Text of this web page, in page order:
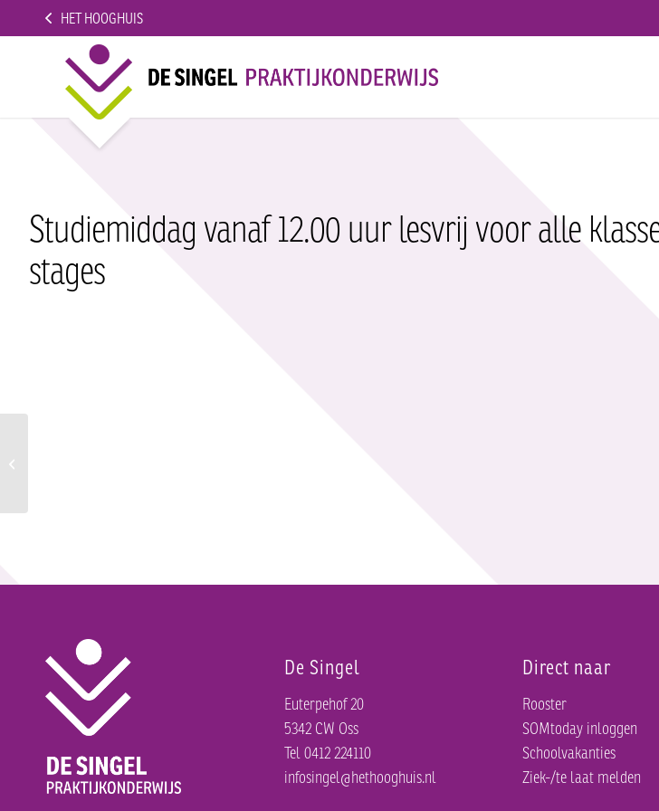
HET HOOGHUIS
Studiemiddag vanaf 12.00 uur lesvrij voor alle
stages
De Singel
Euterpehof 20
5342 CW Oss
Tel 0412 224110
infosingel@hethooghuis.nl
Direct naar
Rooster
SOMtoday inloggen
Schoolvakanties
Ziek-/te laat melden